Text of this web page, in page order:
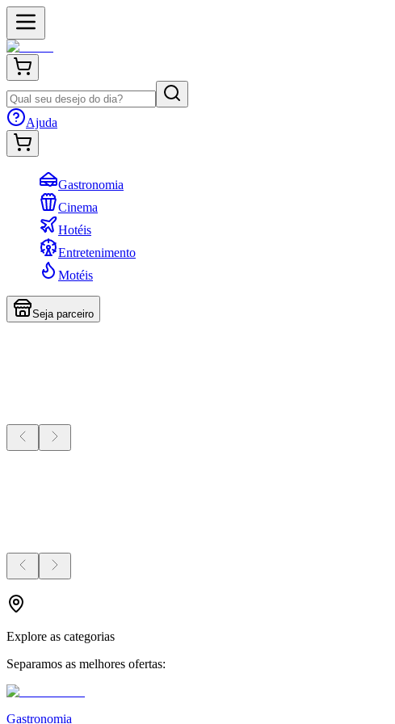
Ajuda
Gastronomia
Cinema
Hotéis
Entretenimento
Motéis
Seja parceiro
Explore as categorias
Separamos as melhores ofertas:
Gastronomia